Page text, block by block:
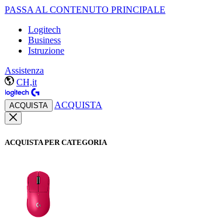
PASSA AL CONTENUTO PRINCIPALE
Logitech
Business
Istruzione
Assistenza
CH,it
ACQUISTA ACQUISTA
ACQUISTA PER CATEGORIA